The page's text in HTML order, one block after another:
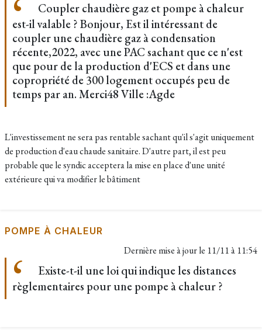
Coupler chaudière gaz et pompe à chaleur
est-il valable ? Bonjour, Est il intéressant de
coupler une chaudière gaz à condensation
récente,2022, avec une PAC sachant que ce n'est
que pour de la production d'ECS et dans une
copropriété de 300 logement occupés peu de
temps par an. Merci48 Ville :Agde
L'investissement ne sera pas rentable sachant qu'il s'agit uniquement
de production d'eau chaude sanitaire. D'autre part, il est peu
probable que le syndic acceptera la mise en place d'une unité
extérieure qui va modifier le bâtiment
POMPE À CHALEUR
Dernière mise à jour le 11/11 à 11:54
Existe-t-il une loi qui indique les distances
règlementaires pour une pompe à chaleur ?